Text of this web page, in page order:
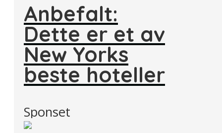
Anbefalt:
Dette er et av
New Yorks
beste hoteller
Sponset